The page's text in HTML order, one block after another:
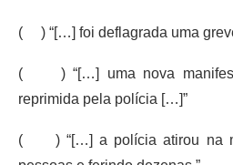
( ) “[…] foi deflagrada uma
( ) “[…] uma nova
reprimida pela polícia […]”
( ) “[…] a polícia atirou na